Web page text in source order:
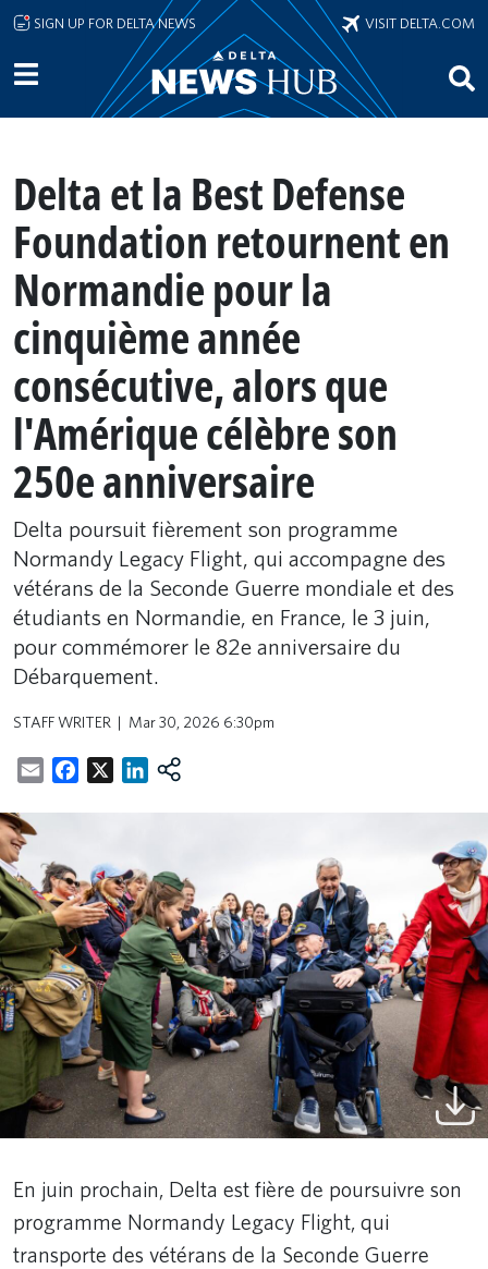
Skip to main content
SIGN UP FOR DELTA NEWS VISIT DELTA.COM
Delta et la Best Defense
Foundation retournent en
Normandie pour la
cinquième année
consécutive, alors que
l'Amérique célèbre son
250e anniversaire
Delta poursuit fièrement son programme
Normandy Legacy Flight, qui accompagne des
vétérans de la Seconde Guerre mondiale et des
étudiants en Normandie, en France, le 3 juin,
pour commémorer le 82e anniversaire du
Débarquement.
STAFF WRITER Mar 30, 2026 6:30pm
EmailFacebookLinkedIn
En juin prochain, Delta est fière de poursuivre son
programme Normandy Legacy Flight, qui
transporte des vétérans de la Seconde Guerre